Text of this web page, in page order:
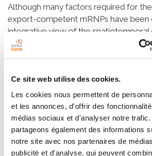
Ce site web utilise des cookies.
Les cookies nous permettent de
et les annonces, d'offrir des
médias sociaux et d'analyser notre trafic.
partageons également des informations
notre site avec nos partenaires de
publicité et d'analyse, qui peuvent
Although many factors required for
export-competent mRNPs have been
integrative view of the spatiotemporal
cascade leading mRNPs from their
limitations. Here we report that the
aptamer is a powerful tool for mRNA
cerevisiaewith high spatial-temporal
perturbation of the mRNA biogenesis
Dedicated image processing
developed to allow detection of very
of transcripts, accurate quantitative